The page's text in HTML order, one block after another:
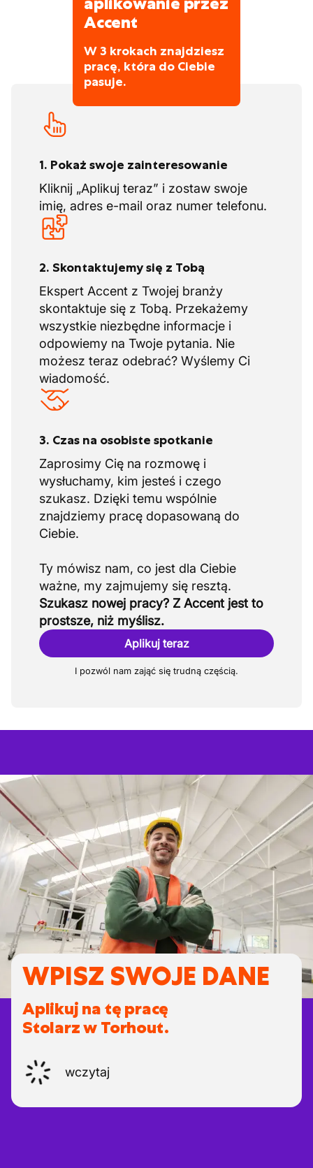
ciebie szkolenie, a twój VCA będzie
ważny od razu przez 10 lat
podwykonawców) i zapewniamy
miejscu pracy i uczciwe wynagrodzenie. Na
pierwszym miejscu stawiamy jakość, ale
także dobrą atmosferę pracy i dumę z
końcowego rezultatu.
Accent
W 3 krokach znajdziesz
pracę, która do Ciebie
pasuje.
1. Pokaż swoje zainteresowanie
Kliknij „Aplikuj teraz” i zostaw swoje
imię, adres e-mail oraz numer telefonu.
2. Skontaktujemy się z Tobą
Ekspert Accent z Twojej branży
skontaktuje się z Tobą. Przekażemy
wszystkie niezbędne informacje i
odpowiemy na Twoje pytania. Nie
możesz teraz odebrać? Wyślemy Ci
wiadomość.
3. Czas na osobiste spotkanie
Zaprosimy Cię na rozmowę i
wysłuchamy, kim jesteś i czego
szukasz. Dzięki temu wspólnie
znajdziemy pracę dopasowaną do
Ciebie.
Ty mówisz nam, co jest dla Ciebie
Szukasz nowej pracy? Z Accent jest to
prostsze, niż myślisz.
Aplikuj teraz
I pozwól nam zająć się trudną częścią.
WPISZ SWOJE DANE
Aplikuj na tę pracę
Stolarz w Torhout.
wczytaj